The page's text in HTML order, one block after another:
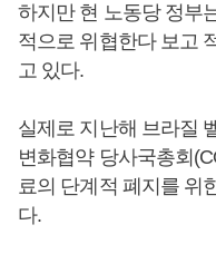
하지만 현 노동당 정부
적으로 위협한다 보고
고 있다.
실제로 지난해 브라질
변화협약 당사국총회
료의 단계적 폐지를 위
다.